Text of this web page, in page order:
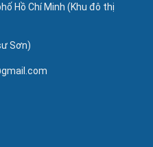
Hồ Chí Minh (Khu đô thị
Sơn)